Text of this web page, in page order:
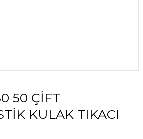
50 ÇİFT
KULAK TIKACI